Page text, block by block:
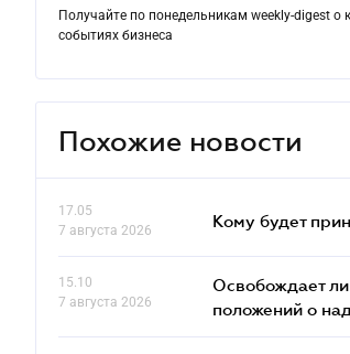
Получайте по понедельникам weekly-digest о
событиях бизнеса
Похожие новости
17.05
7 августа 2026
Кому будет
15.10
7 августа 2026
Освобождает
положений о